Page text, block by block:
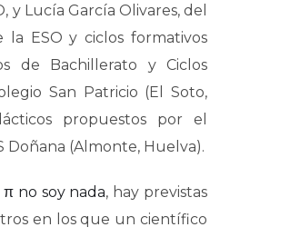
y Lucía García Olivares, del
la ESO y ciclos formativos
de Bachillerato y Ciclos
San Patricio (El Soto,
propuestos por el
Doñana (Almonte, Huelva).
π no soy nada, hay previstas
en los que un científico